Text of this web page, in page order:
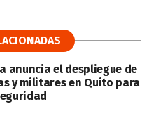
anuncia el despliegue de
y militares en Quito para